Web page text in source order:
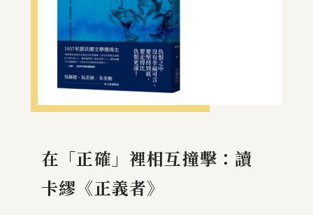
在「正確」裡相互撞擊：讀
卡繆《正義者》